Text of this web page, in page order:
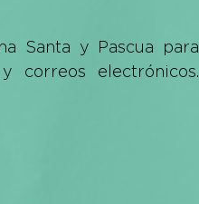
Santa y Pascua para
correos electrónicos.